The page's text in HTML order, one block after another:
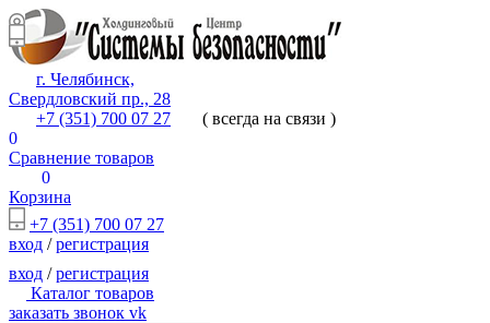
г. Челябинск,
Свердловский пр., 28
+7 (351) 700 07 27
( всегда на связи )
0
Сравнение товаров
0
Корзина
+7 (351) 700 07 27
вход /регистрация
вход /регистрация
Каталог товаров
заказать звонок vk